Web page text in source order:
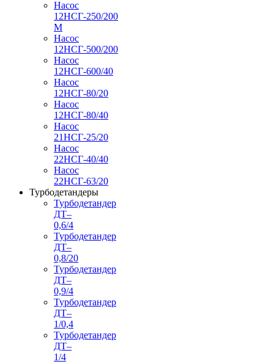
Насос
12НСГ-250/200
М
Насос
12НСГ-500/200
Насос
12НСГ-600/40
Насос
12НСГ-80/20
Насос
12НСГ-80/40
Насос
21НСГ-25/20
Насос
22НСГ-40/40
Насос
22НСГ-63/20
Турбодетандеры
Турбодетандер
ДТ–
0,6/4
Турбодетандер
ДТ–
0,8/20
Турбодетандер
ДТ–
0,9/4
Турбодетандер
ДТ–
1/0,4
Турбодетандер
ДТ–
1/4